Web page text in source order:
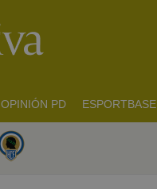
OPINIÓN PD ESPORTBASE